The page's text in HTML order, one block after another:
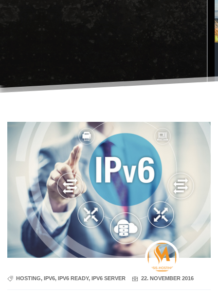
HOSTING, IPV6, IPV6 READY, IPV6 SERVER 22. NOVEMBER 2016